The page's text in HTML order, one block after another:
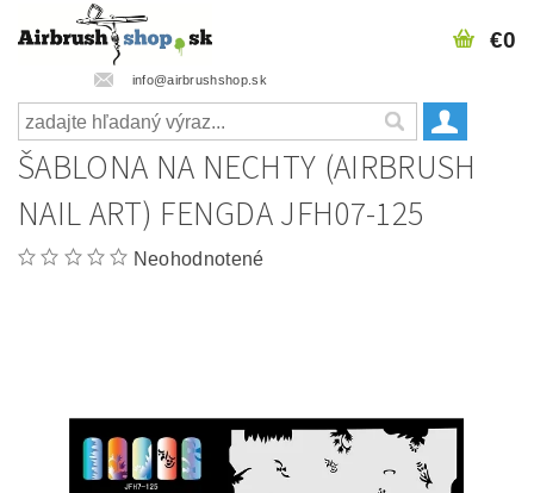
info@airbrushshop.sk
€0
ŠABLONA NA NECHTY (AIRBRUSH
NAIL ART) FENGDA JFH07-125
Neohodnotené